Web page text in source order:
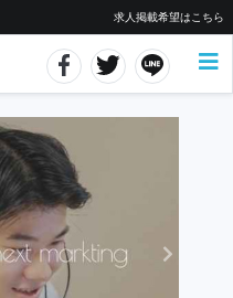
求人掲載希望はこちら